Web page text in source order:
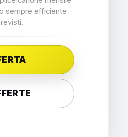
sempre efficiente